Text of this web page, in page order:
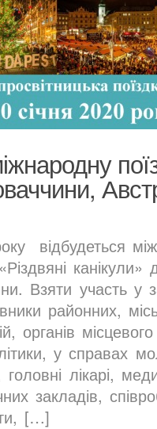
відбудеться
Взяти участь у
районних,
органів
у справах
лікарі,
закладів,
[…]